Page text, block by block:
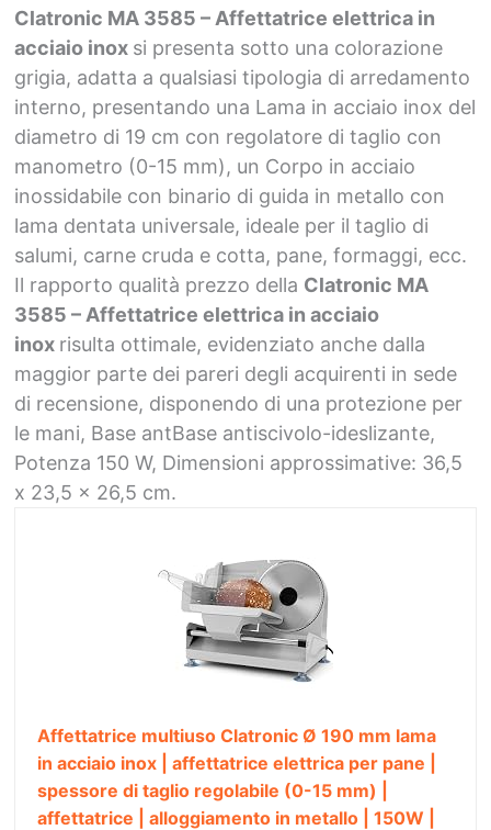
Clatronic MA 3585 – Affettatrice elettrica in
acciaio inox si presenta sotto una colorazione
grigia, adatta a qualsiasi tipologia di arredamento
interno, presentando una Lama in acciaio inox del
diametro di 19 cm con regolatore di taglio con
manometro (0-15 mm), un Corpo in acciaio
inossidabile con binario di guida in metallo con
lama dentata universale, ideale per il taglio di
salumi, carne cruda e cotta, pane, formaggi, ecc.
Il rapporto qualità prezzo della Clatronic MA
3585 – Affettatrice elettrica in acciaio
inox risulta ottimale, evidenziato anche dalla
maggior parte dei pareri degli acquirenti in sede
di recensione, disponendo di una protezione per
le mani, Base antBase antiscivolo-ideslizante,
Potenza 150 W, Dimensioni approssimative: 36,5
x 23,5 x 26,5 cm.
Affettatrice multiuso Clatronic Ø 190 mm lama
in acciaio inox | affettatrice elettrica per pane |
spessore di taglio regolabile (0-15 mm) |
affettatrice | alloggiamento in metallo | 150W |